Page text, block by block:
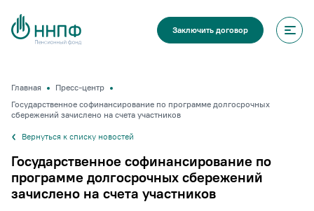
Заключить договор
Главная
Пресс-центр
Государственное софинансирование по программе долгосрочных
сбережений зачислено на счета участников
Вернуться к списку новостей
Государственное софинансирование по
программе долгосрочных сбережений
зачислено на счета участников